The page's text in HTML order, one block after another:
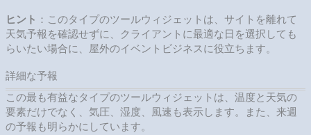
ヒント ：このタイプのツールウィジェットは、サイトを離れて
天気予報を確認せずに、クライアントに最適な日を選択しても
らいたい場合に、屋外のイベントビジネスに役立ちます。
詳細な予報
この最も有益なタイプのツールウィジェットは、温度と天気の
要素だけでなく、気圧、湿度、風速も表示します。また、来週
の予報も明らかにしています。